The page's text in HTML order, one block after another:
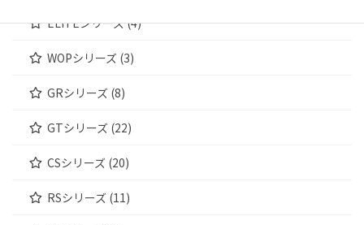
ELITEシリーズ (4)
WOPシリーズ (3)
GRシリーズ (8)
GTシリーズ (22)
CSシリーズ (20)
RSシリーズ (11)